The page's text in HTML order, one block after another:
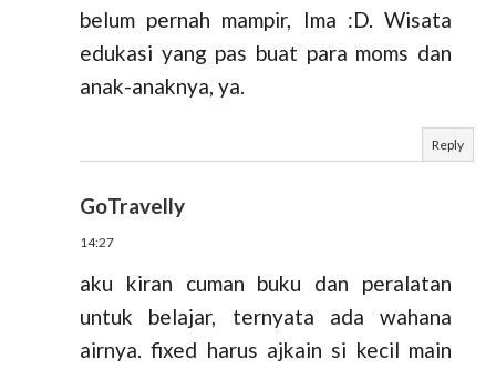
belum pernah mampir, Ima :D. Wisata
edukasi yang pas buat para moms dan
anak-anaknya, ya.
Reply
GoTravelly
14:27
aku kiran cuman buku dan peralatan
untuk belajar, ternyata ada wahana
airnya. fixed harus ajkain si kecil main